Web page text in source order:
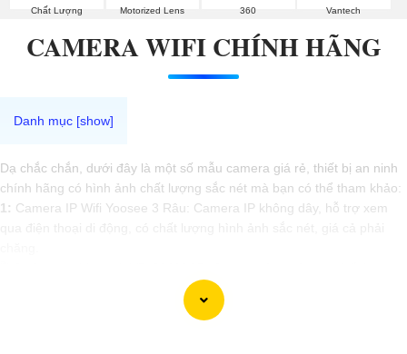
Chất Lượng
Motorized Lens
360
Vantech
CAMERA WIFI CHÍNH HÃNG
Dạ chắc chắn, dưới đây là một số mẫu camera giá rẻ, thiết bị an ninh
chính hãng có hình ảnh chất lượng sắc nét mà bạn có thể tham khảo:
1: Camera IP Wifi Yoosee 3 Râu: Camera IP không dây, hỗ trợ xem
Full HD, hỗ trợ xoay 360 độ, phù hợp cho việc lắp đặt trong nhà hoặc